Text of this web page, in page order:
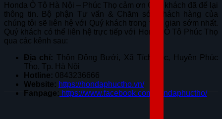
Honda Ô Tô Hà Nội – Phúc Thọ cảm ơn Quý khách đã để lại
thông tin. Bộ phận Tư vấn & Chăm sóc khách hàng của
chúng tôi sẽ liên hệ với Quý khách trong thời gian sớm nhất.
Quý khách có thể liên hệ trực tiếp với Honda Ô Tô Phúc Thọ
qua các kênh sau:
Địa chỉ: Thôn Đông Bưởi, Xã Tích Lộc, Huyện Phúc
Thọ, Tp. Hà Nội
Hotline: 0843236666
Website: https://hondaphuctho.vn/
Fanpage: https://www.facebook.com/hondaphuctho/